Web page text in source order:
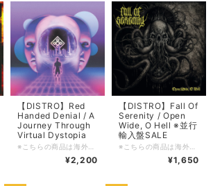
【DISTRO】Red
Handed Denial / A
Journey Through
Virtual Dystopia
¥2,200
【DISTRO】Fall Of
Serenity / Open
Wide, O Hell ※並行
輸入盤SALE
¥1,650